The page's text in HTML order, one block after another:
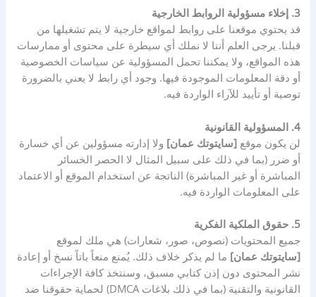
3. إخلاء مسؤولية الروابط الخارجية
قد يحتوي موقعنا على روابط لمواقع خارجية لا يتم تشغيلها من
قبلنا. يرجى العلم أننا لا نملك أي سيطرة على محتوى أو ممارسات
هذه المواقع، ولا يمكننا تحمل المسؤولية عن سياسات الخصوصية
أو دقة المعلومات الموجودة فيها. وجود أي رابط لا يعني بالضرورة
توصية أو تأييد للآراء الواردة فيه.
4. المسؤولية القانونية
لن يكون موقع[سايتوتك عمان] ولا إدارته مسؤولين عن أي خسارة
أو ضرر (بما في ذلك على سبيل المثال لا الحصر الخسائر
المباشرة أو غير المباشرة) الناتجة عن استخدام الموقع أو الاعتماد
على المعلومات الواردة فيه.
5. حقوق الملكية الفكرية
جميع المحتويات (نصوص، صور، شعارات) هي ملك لموقع
[سايتوتك عمان] ما لم يذكر خلاف ذلك. يُمنع منعاً باتاً نسخ أو إعادة
نشر المحتوى دون إذن كتابي مسبق، وسنتخذ كافة الإجراءات
القانونية والتقنية (بما في ذلك بلاغات DMCA) لحماية حقوقنا ضد